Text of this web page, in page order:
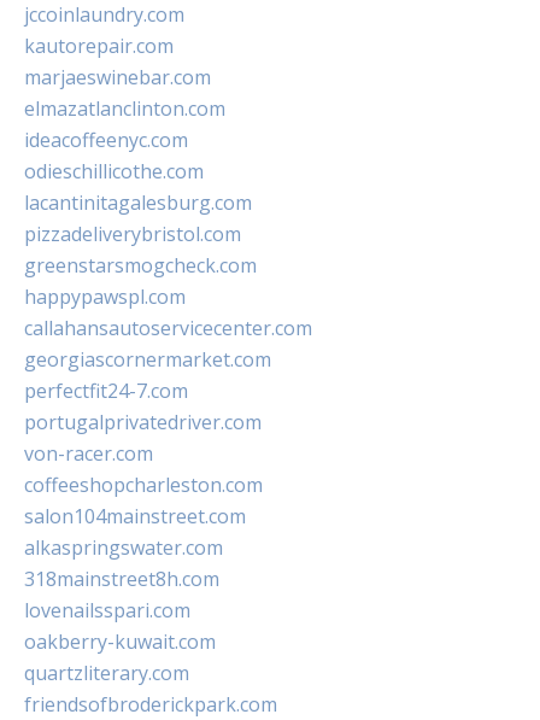
jccoinlaundry.com
kautorepair.com
marjaeswinebar.com
elmazatlanclinton.com
ideacoffeenyc.com
odieschillicothe.com
lacantinitagalesburg.com
pizzadeliverybristol.com
greenstarsmogcheck.com
happypawspl.com
callahansautoservicecenter.com
georgiascornermarket.com
perfectfit24-7.com
portugalprivatedriver.com
von-racer.com
coffeeshopcharleston.com
salon104mainstreet.com
alkaspringswater.com
318mainstreet8h.com
lovenailsspari.com
oakberry-kuwait.com
quartzliterary.com
friendsofbroderickpark.com